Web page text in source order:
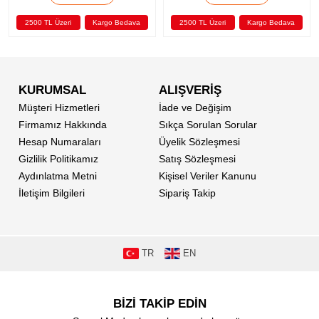
2500 TL Üzeri Kargo Bedava 2500 TL Üzeri Kargo Bedava
KURUMSAL
Müşteri Hizmetleri
Firmamız Hakkında
Hesap Numaraları
Gizlilik Politikamız
Aydınlatma Metni
İletişim Bilgileri
ALIŞVERİŞ
İade ve Değişim
Sıkça Sorulan Sorular
Üyelik Sözleşmesi
Satış Sözleşmesi
Kişisel Veriler Kanunu
Sipariş Takip
TR EN
BİZİ TAKİP EDİN